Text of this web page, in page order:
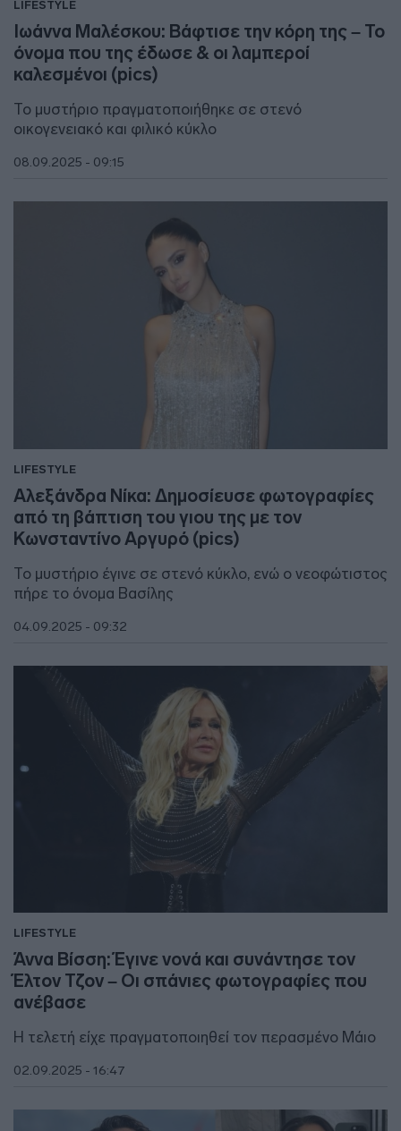
LIFESTYLE
Ιωάννα Μαλέσκου: Βάφτισε την κόρη της – Το
όνομα που της έδωσε & οι λαμπεροί
καλεσμένοι (pics)
Το μυστήριο πραγματοποιήθηκε σε στενό
οικογενειακό και φιλικό κύκλο
08.09.2025 - 09:15
LIFESTYLE
Αλεξάνδρα Νίκα: Δημοσίευσε φωτογραφίες
από τη βάπτιση του γιου της με τον
Κωνσταντίνο Αργυρό (pics)
Το μυστήριο έγινε σε στενό κύκλο, ενώ ο νεοφώτιστος
πήρε το όνομα Βασίλης
04.09.2025 - 09:32
LIFESTYLE
Άννα Βίσση: Έγινε νονά και συνάντησε τον
Έλτον Τζον – Οι σπάνιες φωτογραφίες που
ανέβασε
Η τελετή είχε πραγματοποιηθεί τον περασμένο Μάιο
02.09.2025 - 16:47